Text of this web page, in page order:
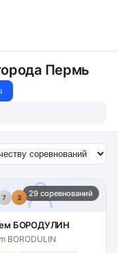
Пермь
29 соревнований
7 3
БОРОДУЛИН
BORODULIN